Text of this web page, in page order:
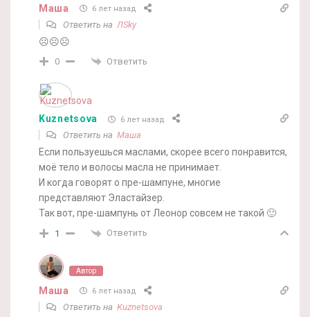
Маша 6 лет назад
Ответить на ЛSky
☹️☹️☹️
0 Ответить
Kuznetsova 6 лет назад
Ответить на Маша
Если пользуешься маслами, скорее всего понравится,
моё тело и волосы масла не принимает.
И когда говорят о пре-шампуне, многие
представляют Эластайзер.
Так вот, пре-шампунь от Леонор совсем не такой 🙂
1 Ответить
Автор
Маша 6 лет назад
Ответить на Kuznetsova